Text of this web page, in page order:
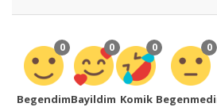
0
Begendim
0
Bayildim
0
Komik
0